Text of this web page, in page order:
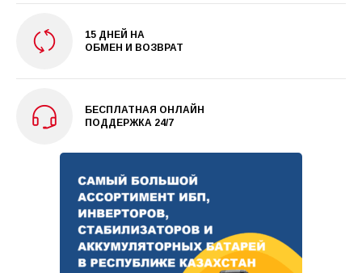
15 ДНЕЙ НА
ОБМЕН И ВОЗВРАТ
БЕСПЛАТНАЯ ОНЛАЙН
ПОДДЕРЖКА 24/7